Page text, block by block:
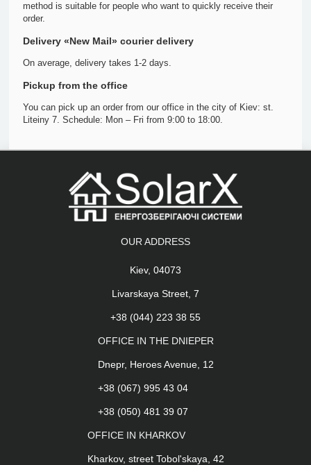
method is suitable for people who want to quickly receive their
order.
Delivery «New Mail» courier delivery
On average, delivery takes 1-2 days.
Pickup from the office
You can pick up an order from our office in the city of Kiev: st.
Liteiny 7. Schedule: Mon – Fri from 9:00 to 18:00.
OUR ADDRESS
Kiev, 04073
Livarskaya Street, 7
+38 (044) 223 38 55
OFFICE IN THE DNIEPER
Dnepr, Heroes Avenue, 12
+38 (067) 995 43 04
+38 (050) 481 39 07
OFFICE IN KHARKOV
Kharkov, street Tobol'skaya, 42